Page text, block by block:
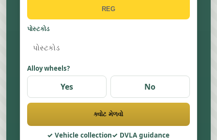
પોસ્ટકોડ
Alloy wheels?
Yes No
ક્વોટ મેળવો
Vehicle collection
DVLA guidance